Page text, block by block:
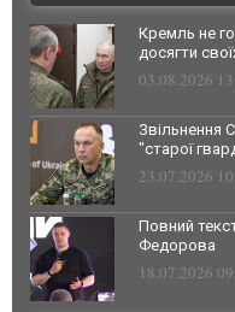
Кремль не
досягти
03.08.2026
Звільнення
"старої
23.07.2026
Повний
Федорова
18.07.2026